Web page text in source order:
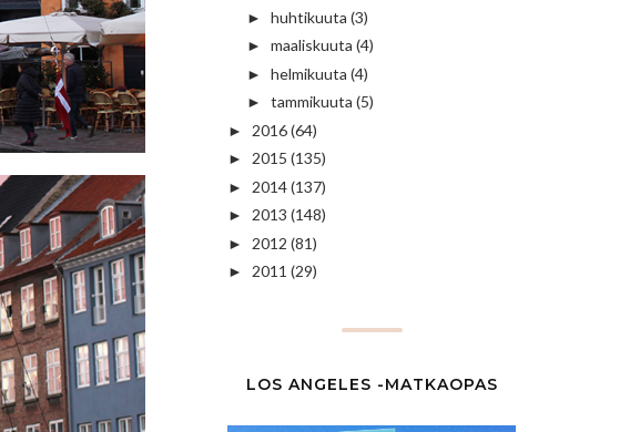
► huhtikuuta (3)
► maaliskuuta (4)
► helmikuuta (4)
► tammikuuta (5)
► 2016(64)
► 2015 (135)
► 2014(137)
► 2013 (148)
► 2012 (81)
► 2011 (29)
LOS ANGELES -MATKAOPAS